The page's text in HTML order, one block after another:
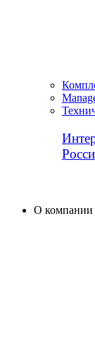
О компании